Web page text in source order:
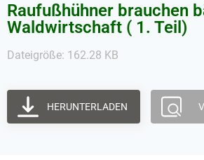
Raufußhühner brauchen
Waldwirtschaft ( 1. Teil)
Dateigröße: 162.28 KB
HERUNTERLADEN